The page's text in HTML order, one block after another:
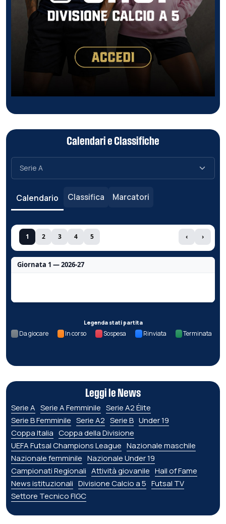
Calendari e Classifiche
Calendario Classifica Marcatori
1 2 3 4 5 ‹ ›
Giornata 1 — 2026-27
Legenda stati partita
Da giocare In corso Sospesa Rinviata Terminata
Leggi le News
Serie A Serie A Femminile Serie A2 Élite
Serie B Femminile Serie A2 Serie B Under 19
Coppa Italia Coppa della Divisione
UEFA Futsal Champions League Nazionale maschile
Nazionale femminile Nazionale Under 19
Campionati Regionali Attività giovanile Hall of Fame
News istituzionali Divisione Calcio a 5 Futsal TV
Settore Tecnico FIGC